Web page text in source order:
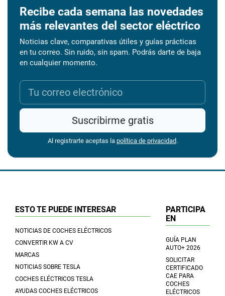
Recibe cada semana las novedades
más relevantes del sector eléctrico
Noticias clave, comparativas útiles y guías prácticas
en tu correo. Sin ruido, sin spam. Podrás darte de baja
en cualquier momento.
Suscribirme gratis
Al registrarte aceptas la política de privacidad.
ESTO TE PUEDE INTERESAR
NOTICIAS DE COCHES ELÉCTRICOS
CONVERTIR KW A CV
MARCAS
NOTICIAS SOBRE TESLA
COCHES ELÉCTRICOS TESLA
AYUDAS COCHES ELÉCTRICOS
PARTICIPA
EN
GUÍA PLAN
AUTO+ 2026
SOLICITAR
CERTIFICADO
CAE PARA
COCHES
ELÉCTRICOS